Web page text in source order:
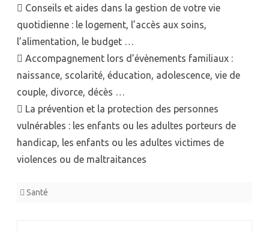
 Conseils et aides dans la gestion de votre vie
quotidienne : le logement, l’accès aux soins,
l’alimentation, le budget …
 Accompagnement lors d’évènements familiaux :
naissance, scolarité, éducation, adolescence, vie de
couple, divorce, décès …
 La prévention et la protection des personnes
vulnérables : les enfants ou les adultes porteurs de
handicap, les enfants ou les adultes victimes de
violences ou de maltraitances
Santé